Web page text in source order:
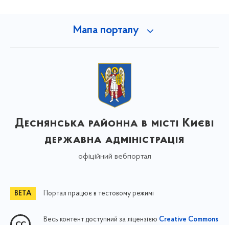
Мапа порталу
Деснянська районна в місті Києві
державна адміністрація
офіційний вебпортал
Портал працює в тестовому режимі
Весь контент доступний за ліцензією Creative Commons